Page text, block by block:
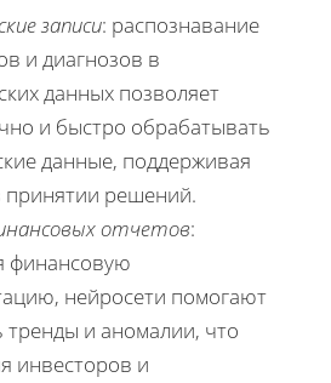
записи: распознавание
и диагнозов в
данных позволяет
и быстро обрабатывать
данные, поддерживая
принятии решений.
отчетов:
финансовую
нейросети помогают
тренды и аномалии, что
инвесторов и